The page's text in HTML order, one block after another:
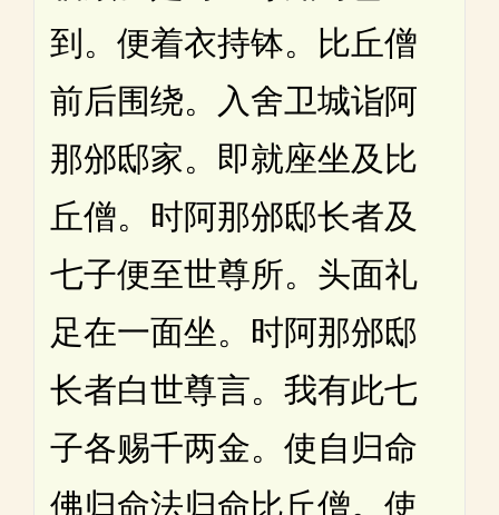
到。便着衣持钵。比丘僧
前后围绕。入舍卫城诣阿
那邠邸家。即就座坐及比
丘僧。时阿那邠邸长者及
七子便至世尊所。头面礼
足在一面坐。时阿那邠邸
长者白世尊言。我有此七
子各赐千两金。使自归命
佛归命法归命比丘僧。使